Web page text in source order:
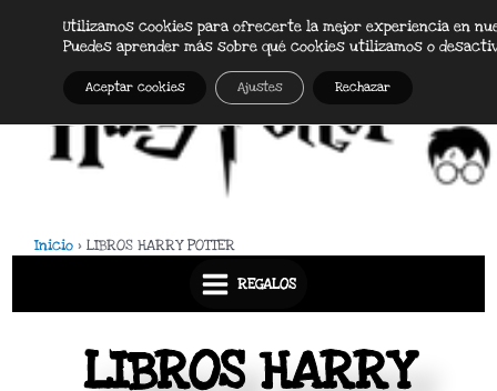
Inicio LIBROS HARRY POTTER
Main
Menu
REGALOS
LIBROS HARRY
Utilizamos cookies para ofrecerte la mejor experiencia en
Puedes aprender más sobre qué cookies utilizamos o
Aceptar cookies Rechazar
Ajustes